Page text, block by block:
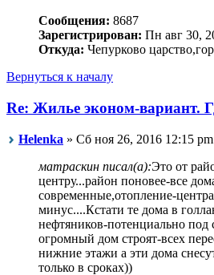
Сообщения: 8687
Зарегистрирован: Пн авг 30,
Откуда: Чепурково
Вернуться к началу
Re: Жилье эконом-вариант.
Helenka » Сб ноя 26, 2016 12:15 pm
матраскин писал(а):Это от
центру...район поновее-все
современные,отопление-
минус....Кстати те дома в
нефтяников-потенциально под
огромный дом строят-всех
нижние этажи а эти дома
только в сроках))